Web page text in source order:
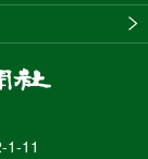
1-11